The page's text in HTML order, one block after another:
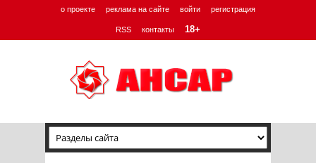
о проекте реклама на сайте войти регистрация
RSS контакты 18+